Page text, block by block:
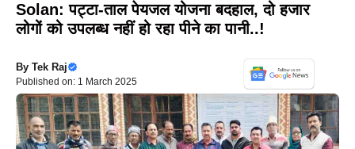
Solan: पट्टा-ताल पेयजल योजना बदहाल, दो हजार
लोगों को उपलब्ध नहीं हो रहा पीने का पानी..!
By Tek Raj
Published on: 1 March 2025